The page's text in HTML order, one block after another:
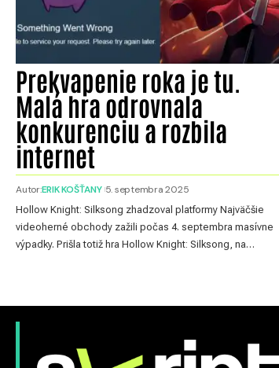
Prekvapenie roka je tu.
Malá hra odrovnala
konkurenciu a rozbila
internet
Autor:ERIK KOŠŤANY 5. septembra 2025
Hollow Knight: Silksong zhadzoval platformy Najväčšie
videoherné obchody zažili počas 4. septembra masívne
výpadky. Prišla totiž hra Hollow Knight: Silksong, na…